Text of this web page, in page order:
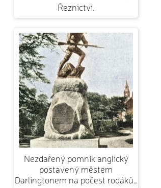
Řeznictví.
Nezdařený pomník anglický
postavený městem
Darlingtonem na počest rodáků…